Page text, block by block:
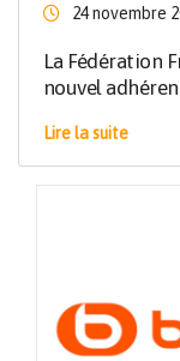
24 novembre
La Fédération
nouvel
Lire la suite